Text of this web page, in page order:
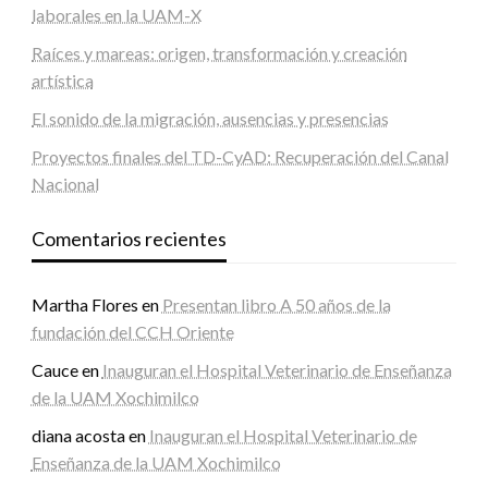
laborales en la UAM-X
Raíces y mareas: origen, transformación y creación
artística
El sonido de la migración, ausencias y presencias
Proyectos finales del TD-CyAD: Recuperación del Canal
Nacional
Comentarios recientes
Martha Flores en Presentan libro A 50 años de la
fundación del CCH Oriente
Cauceen Inauguran el Hospital Veterinario de Enseñanza
de la UAM Xochimilco
diana acostaen Inauguran el Hospital Veterinario de
Enseñanza de la UAM Xochimilco